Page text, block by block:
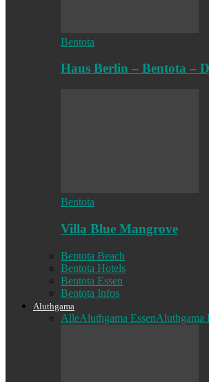
Bentota
Haus Berlin – Bentota –
Bentota
Villa Blue Mangrove
Bentota Beach
Bentota Hotels
Bentota Essen
Bentota Infos
Aluthgama
AlleAluthgama EssenAluthgama